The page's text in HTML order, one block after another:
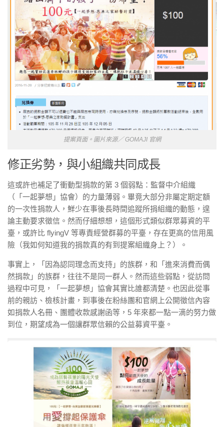
提案頁面。圖片來源／ GOMAJI 官網
修正劣勢，與小組織共同成長
這或許也補足了衝動型捐款的第 3 個弱點：監督中介組織
（「一起夢想」協會）的力量薄弱。畢竟大部分非屬定期定額
的一次性捐款人，鮮少在事後長時間追蹤所捐組織的動態，遑
論主動要求徵信。然而仔細想想，這個形式類似群眾募資的平
臺，或許比 flyingV 等專責經營群募的平臺，存在更高的信用風
險（我如何知道我的捐款真的有到提案組織身上？）。
事實上，「因為認同理念而支持」的族群，和「進來消費而偶
然捐款」的族群，往往不是同一群人。然而這些弱點，從訪問
過程中可見，「一起夢想」協會其實比誰都清楚。也因此從事
前的親訪、檢核計畫，到事後在粉絲團和官網上公開徵信內容
如捐款人名冊、團體收款感謝函等，5 年來都一點一滴的努力做
到位，期望成為一個讓群眾信賴的公益募資平臺。